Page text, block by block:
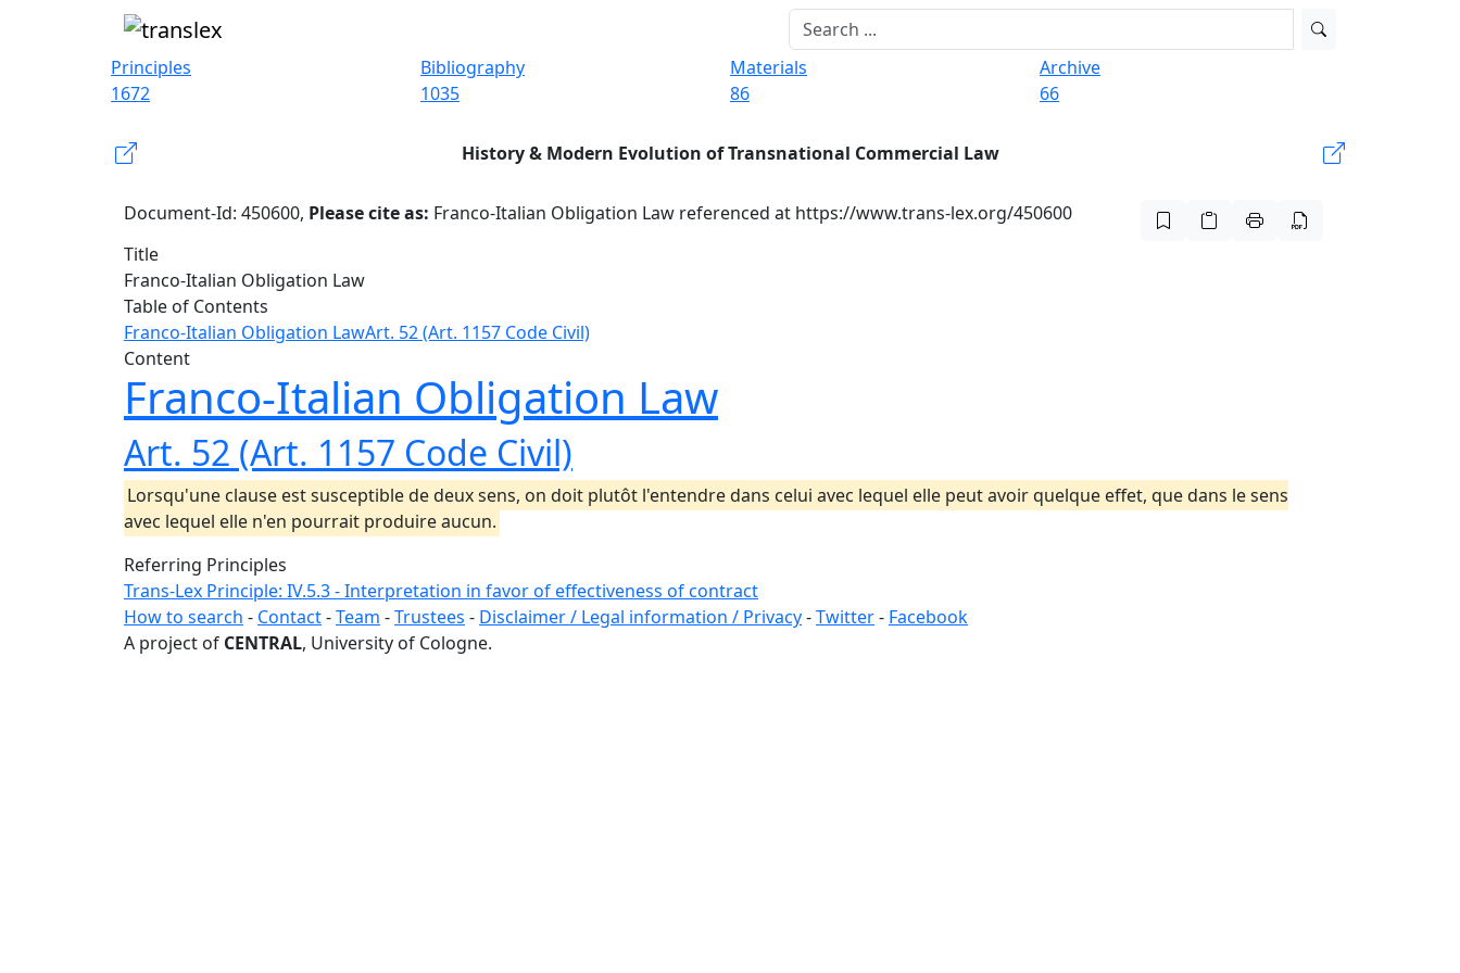
Principles
1672
Bibliography
1035
Materials
86
Archive
66
History & Modern Evolution of Transnational Commercial Law
Document-Id: 450600, Please cite as: Franco-Italian Obligation Law referenced at https://www.trans-lex.org/450600
Title
Franco-Italian Obligation Law
Table of Contents
Franco-Italian Obligation LawArt. 52 (Art. 1157 Code Civil)
Content
Franco-Italian Obligation Law
Art. 52 (Art. 1157 Code Civil)
Lorsqu'une clause est susceptible de deux sens, on doit plutôt l'entendre dans celui avec lequel elle peut avoir quelque effet, que dans le sens
avec lequel elle n'en pourrait produire aucun.
Referring Principles
Trans-Lex Principle: IV.5.3 - Interpretation in favor of effectiveness of contract
How to search - Contact-Team -Trustees - Disclaimer / Legal information / Privacy-Twitter- Facebook
A project of CENTRAL, University of Cologne.